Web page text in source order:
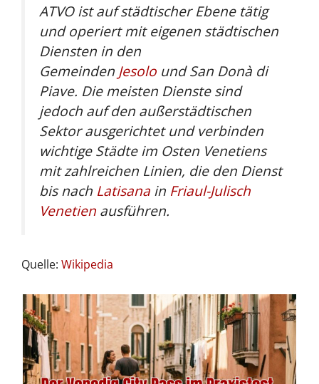
ATVO ist auf städtischer Ebene tätig
und operiert mit eigenen städtischen
Diensten in den
Gemeinden Jesolo und San Donà di
Piave. Die meisten Dienste sind
jedoch auf den außerstädtischen
Sektor ausgerichtet und verbinden
wichtige Städte im Osten Venetiens
mit zahlreichen Linien, die den Dienst
bis nach Latisana in Friaul-Julisch
Venetien ausführen.
Quelle: Wikipedia